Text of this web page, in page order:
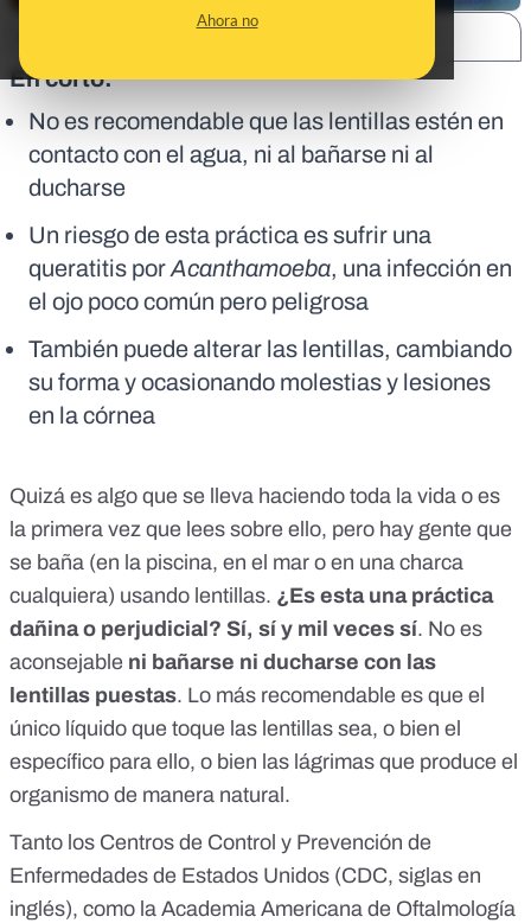
Ahora no
En corto:
No es recomendable que las lentillas estén en
contacto con el agua, ni al bañarse ni al
ducharse
Un riesgo de esta práctica es sufrir una
queratitis porAcanthamoeba, una infección en
el ojo poco común pero peligrosa
También puede alterar las lentillas, cambiando
su forma y ocasionando molestias y lesiones
en la córnea
Quizá es algo que se lleva haciendo toda la vida o es
la primera vez que lees sobre ello, pero hay gente que
se baña (en la piscina, en el mar o en una charca
cualquiera) usando lentillas. ¿Es esta una práctica
dañina o perjudicial? Sí, sí y mil veces sí. No es
aconsejable ni bañarse ni ducharse con las
lentillas puestas. Lo más recomendable es que el
único líquido que toque las lentillas sea, o bien el
específico para ello, o bien las lágrimas que produce el
organismo de manera natural.
Tanto los Centros de Control y Prevención de
Enfermedades de Estados Unidos (CDC, siglas en
inglés), como la Academia Americana de Oftalmología